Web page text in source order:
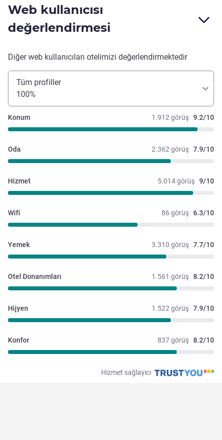
Ortadoğu'dan gelen turistler ağırlıktaydı. Bu da laf söz
dinlemeyen çocuklarla onları umursamayan ebeveynlerin
arasında tatil yapmaya çalışan bizleri biraz rahatsız etti.
iyileştirmeler yapılabilir.
Web kullanıcısı
değerlendirmesi
Diğer web kullanıcıları otelimizi değerlendirmektedir
Tüm profiller
100%
1.912 görüş 9.2/10
Konum
2.362 görüş 7.9/10
Oda
5.014 görüş 9/10
Hizmet
86 görüş 6.3/10
Wifi
3.310 görüş 7.7/10
Yemek
1.561 görüş 8.2/10
Otel Donanımları
1.522 görüş 7.9/10
Hijyen
837 görüş 8.2/10
Konfor
Hizmet sağlayıcı